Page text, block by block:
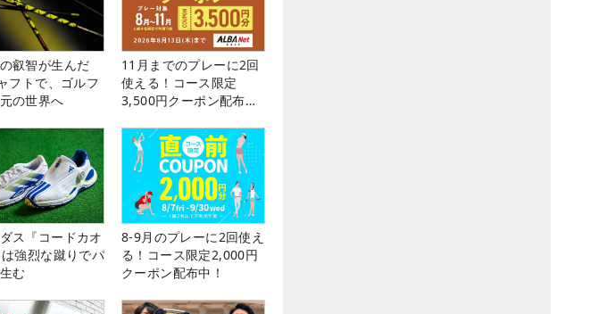
叡智が生んだ
フトで、ゴルフ
の世界へ
11月までのプレーに2回
使える！コース限定
3,500円クーポン配布
ス『コードカオ
強烈な蹴りでパ
む
8-9月のプレーに2回使え
る！コース限定2,000円
クーポン配布中！